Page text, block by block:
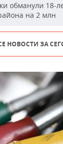
обманули 18-
на 2 млн
НОВОСТИ ЗА